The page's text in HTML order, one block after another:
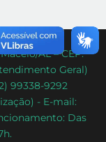
AL – CEP:
Geral)
99338-9292
- E-mail:
Das